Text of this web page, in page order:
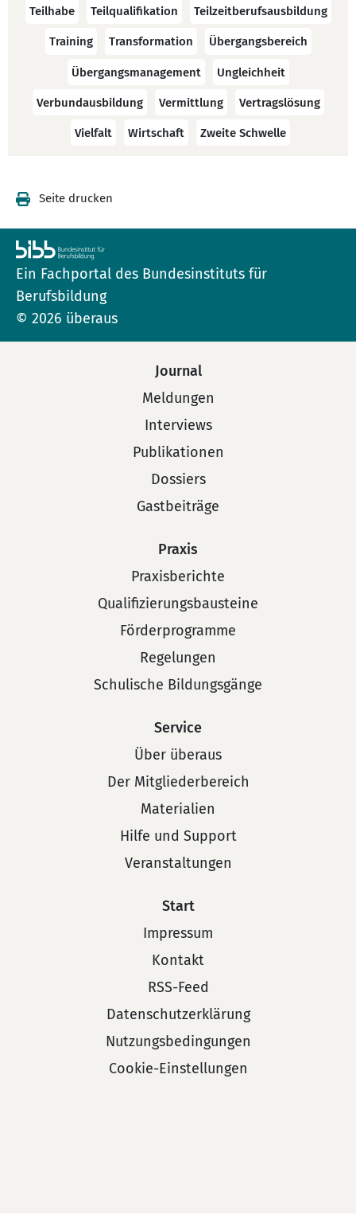
Teilhabe Teilqualifikation Teilzeitberufsausbildung
Training Transformation Übergangsbereich
Übergangsmanagement Ungleichheit
Verbundausbildung Vermittlung Vertragslösung
Vielfalt Wirtschaft Zweite Schwelle
Seite drucken
Ein Fachportal des Bundesinstituts für
Berufsbildung
© 2026 überaus
Journal
Meldungen
Interviews
Publikationen
Dossiers
Gastbeiträge
Praxis
Praxisberichte
Qualifizierungsbausteine
Förderprogramme
Regelungen
Schulische Bildungsgänge
Service
Über überaus
Der Mitgliederbereich
Materialien
Hilfe und Support
Veranstaltungen
Start
Impressum
Kontakt
RSS-Feed
Datenschutzerklärung
Nutzungsbedingungen
Cookie-Einstellungen